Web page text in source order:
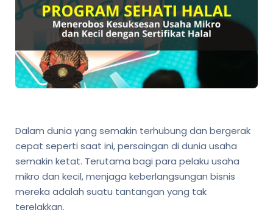
Dalam dunia yang semakin terhubung dan bergerak
cepat seperti saat ini, persaingan di dunia usaha
semakin ketat. Terutama bagi para pelaku usaha
mikro dan kecil, menjaga keberlangsungan bisnis
mereka adalah suatu tantangan yang tak
terelakkan.